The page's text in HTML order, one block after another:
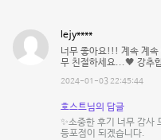
lejy****
너무 좋아요!!! 계속 계속
무 친절하세요...🖤 강추
2024-01-03 22:45:44
호스트님의 답글
✨소중한 후기 너무 감사
등포점이 되겠습니다.